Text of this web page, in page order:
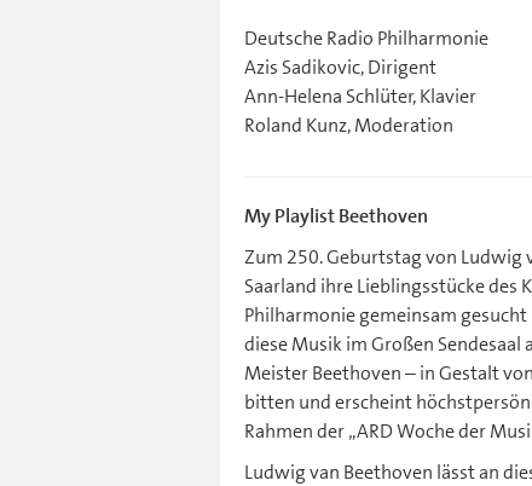
Deutsche Radio Philharmonie
Azis Sadikovic, Dirigent
Ann-Helena Schlüter, Klavier
Roland Kunz, Moderation
My Playlist Beethoven
Zum 250. Geburtstag von Ludwig
Saarland ihre Lieblingsstücke
Philharmonie gemeinsam
diese Musik im Großen Sendesaal
Meister Beethoven – in Gestalt
bitten und erscheint
Rahmen der „ARD Woche der
Ludwig van Beethoven lässt an